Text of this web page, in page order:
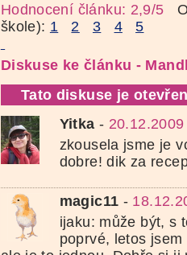
Hodnocení článku: 2,9/5
škole): 1 2 3 4 5
Diskuse ke článku -
Tato diskuse je
Yitka -
zkousela jsme je
dobre! dik za
magic11 -
ijaku: může být, s
poprvé, letos